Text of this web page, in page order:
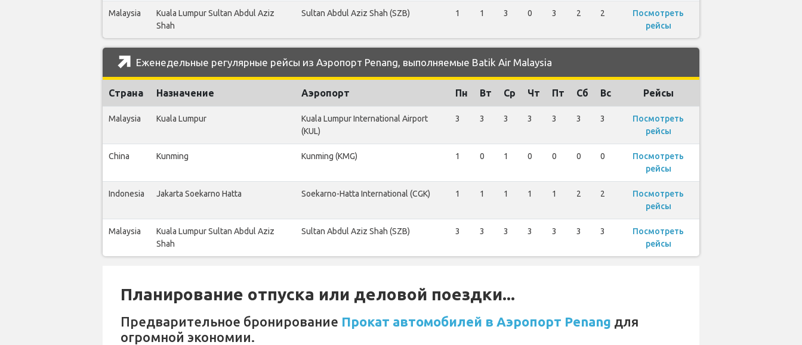
Malaysia
Kuala Lumpur Sultan Abdul Aziz
Shah
Sultan Abdul Aziz Shah (SZB) 1 1 3 0 3 2 2
Посмотреть
рейсы
Еженедельные регулярные рейсы из Аэропорт Penang, выполняемые Batik Air Malaysia
Страна Назначение Аэропорт Пн Вт Ср Чт Пт Сб Вс Рейсы
Malaysia Kuala Lumpur
Kuala Lumpur International Airport
(KUL)
3 3 3 3 3 3 3
Посмотреть
рейсы
China Kunming Kunming (KMG) 1 0 1 0 0 0 0
Посмотреть
рейсы
Indonesia Jakarta Soekarno Hatta Soekarno-Hatta International (CGK) 1 1 1 1 1 2 2
Посмотреть
рейсы
Malaysia
Kuala Lumpur Sultan Abdul Aziz
Shah
Sultan Abdul Aziz Shah (SZB) 3 3 3 3 3 3 3
Посмотреть
рейсы
Планирование отпуска или деловой поездки...
Предварительное бронирование Прокат автомобилей в Аэропорт Penang для
огромной экономии.